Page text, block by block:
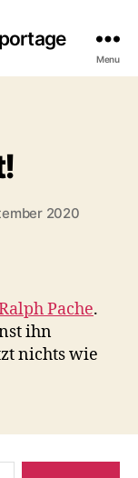
Menu
2020
Pache.
ihn
nichts wie